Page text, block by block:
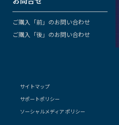
ご購入「前」のお問い合わせ
ご購入「後」のお問い合わせ
サイトマップ
サポートポリシー
ソーシャルメディア ポリシー